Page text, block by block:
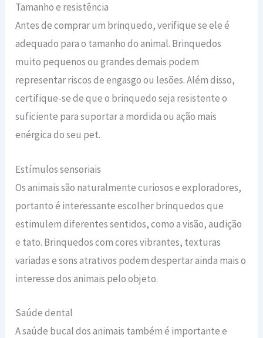
Tamanho e resistência
Antes de comprar um brinquedo, verifique se ele é
adequado para o tamanho do animal. Brinquedos
muito pequenos ou grandes demais podem
representar riscos de engasgo ou lesões. Além disso,
certifique-se de que o brinquedo seja resistente o
suficiente para suportar a mordida ou ação mais
enérgica do seu pet.
Estímulos sensoriais
Os animais são naturalmente curiosos e exploradores,
portanto é interessante escolher brinquedos que
estimulem diferentes sentidos, como a visão, audição
e tato. Brinquedos com cores vibrantes, texturas
variadas e sons atrativos podem despertar ainda mais o
interesse dos animais pelo objeto.
Saúde dental
A saúde bucal dos animais também é importante e